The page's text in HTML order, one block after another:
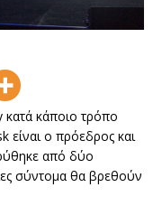
κατά κάποιο τρόπο
είναι ο πρόεδρος και
από δύο
σύντομα θα βρεθούν